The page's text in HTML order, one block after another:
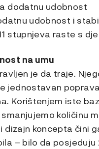
dodatnu udobnost
udobnost i
stupnjeva raste s
na umu
je da traje.
jednostavan
Korištenjem iste
količinu
dizajn koncepta čini
– bilo da